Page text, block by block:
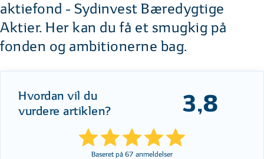
aktiefond - Sydinvest Bæredygtige
Aktier. Her kan du få et smugkig på
fonden og ambitionerne bag.
Hvordan vil du
vurdere artiklen?
3,8
Baseret på 67 anmeldelser